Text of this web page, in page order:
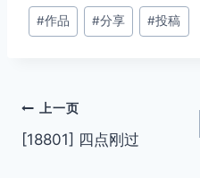
文
章
#作品 #分享 #投稿
文
章
上一页
[18801] 四点刚过